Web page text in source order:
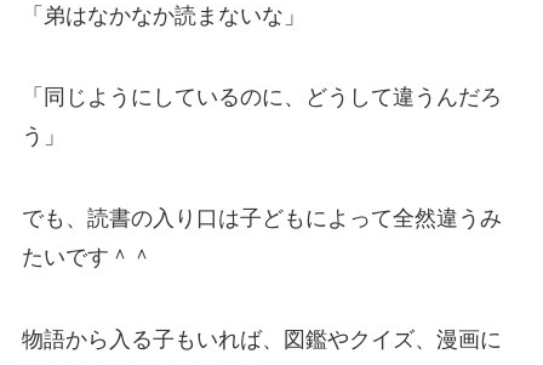
「弟はなかなか読まないな」
「同じようにしているのに、どうして違うんだろ
う」
でも、読書の入り口は子どもによって全然違うみ
たいです＾＾
物語から入る子もいれば、図鑑やクイズ、漫画に